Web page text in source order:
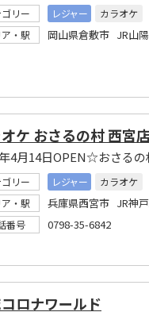
リー レジャー
カラオケ
・駅
岡山県倉敷市 JR山
ケ おさるの村 西宮
4月14日OPEN☆おさるの
リー レジャー
カラオケ
・駅
兵庫県西宮市 JR神
番号 0798-35-6842
ロナワールド